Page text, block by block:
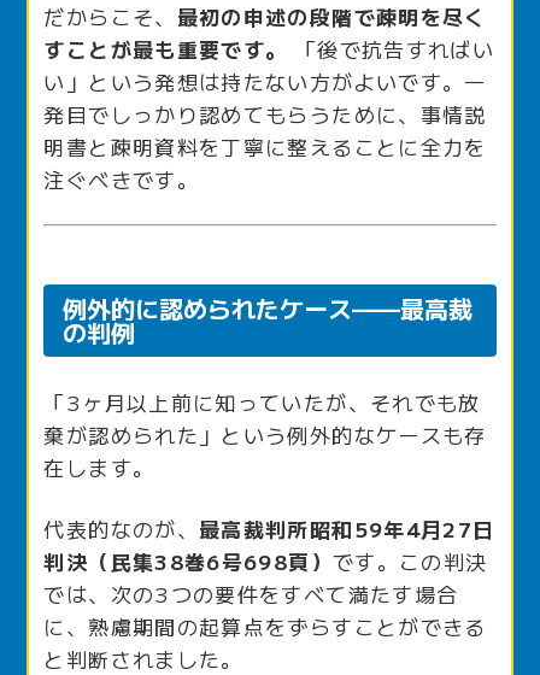
だからこそ、 最初の申述の段階で疎明を尽く
すことが最も重要です。
「後で抗告すればい
い」という発想は持たない方がよいです。一
発目でしっかり認めてもらうために、事情説
明書と疎明資料を丁寧に整えることに全力を
注ぐべきです。
例外的に認められたケース——最高裁
の判例
「3ヶ月以上前に知っていたが、それでも放
棄が認められた」という例外的なケースも存
在します。
代表的なのが、 最高裁判所昭和59年4月27日
判決（民集38巻6号698頁） です。この判決
では、次の3つの要件をすべて満たす場合
に、熟慮期間の起算点をずらすことができる
と判断されました。